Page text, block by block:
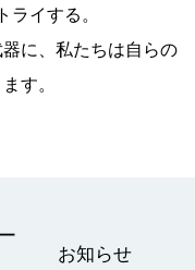
イする。
に、私たちは自らの
す。
お知らせ